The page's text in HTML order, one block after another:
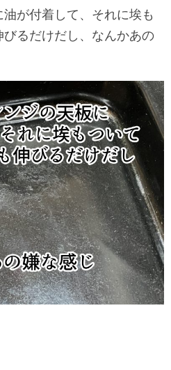
が付着して、それに埃も
るだけだし、なんかあの